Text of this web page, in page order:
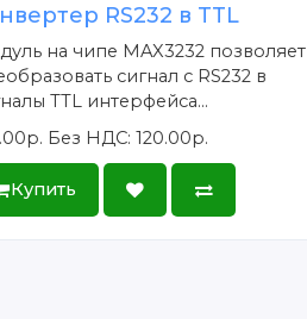
RS232 в TTL
на чипе MAX3232 позволяет
сигнал с RS232 в
TTL интерфейса...
Без НДС: 120.00р.
Купить